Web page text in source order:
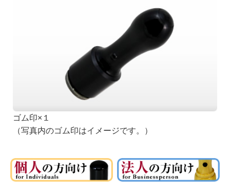
印章用に特化した書体です。
中国最古の石刻の書体が起源といわれています。
印相体：
ゴム印×１
（写真内のゴム印はイメージです。）